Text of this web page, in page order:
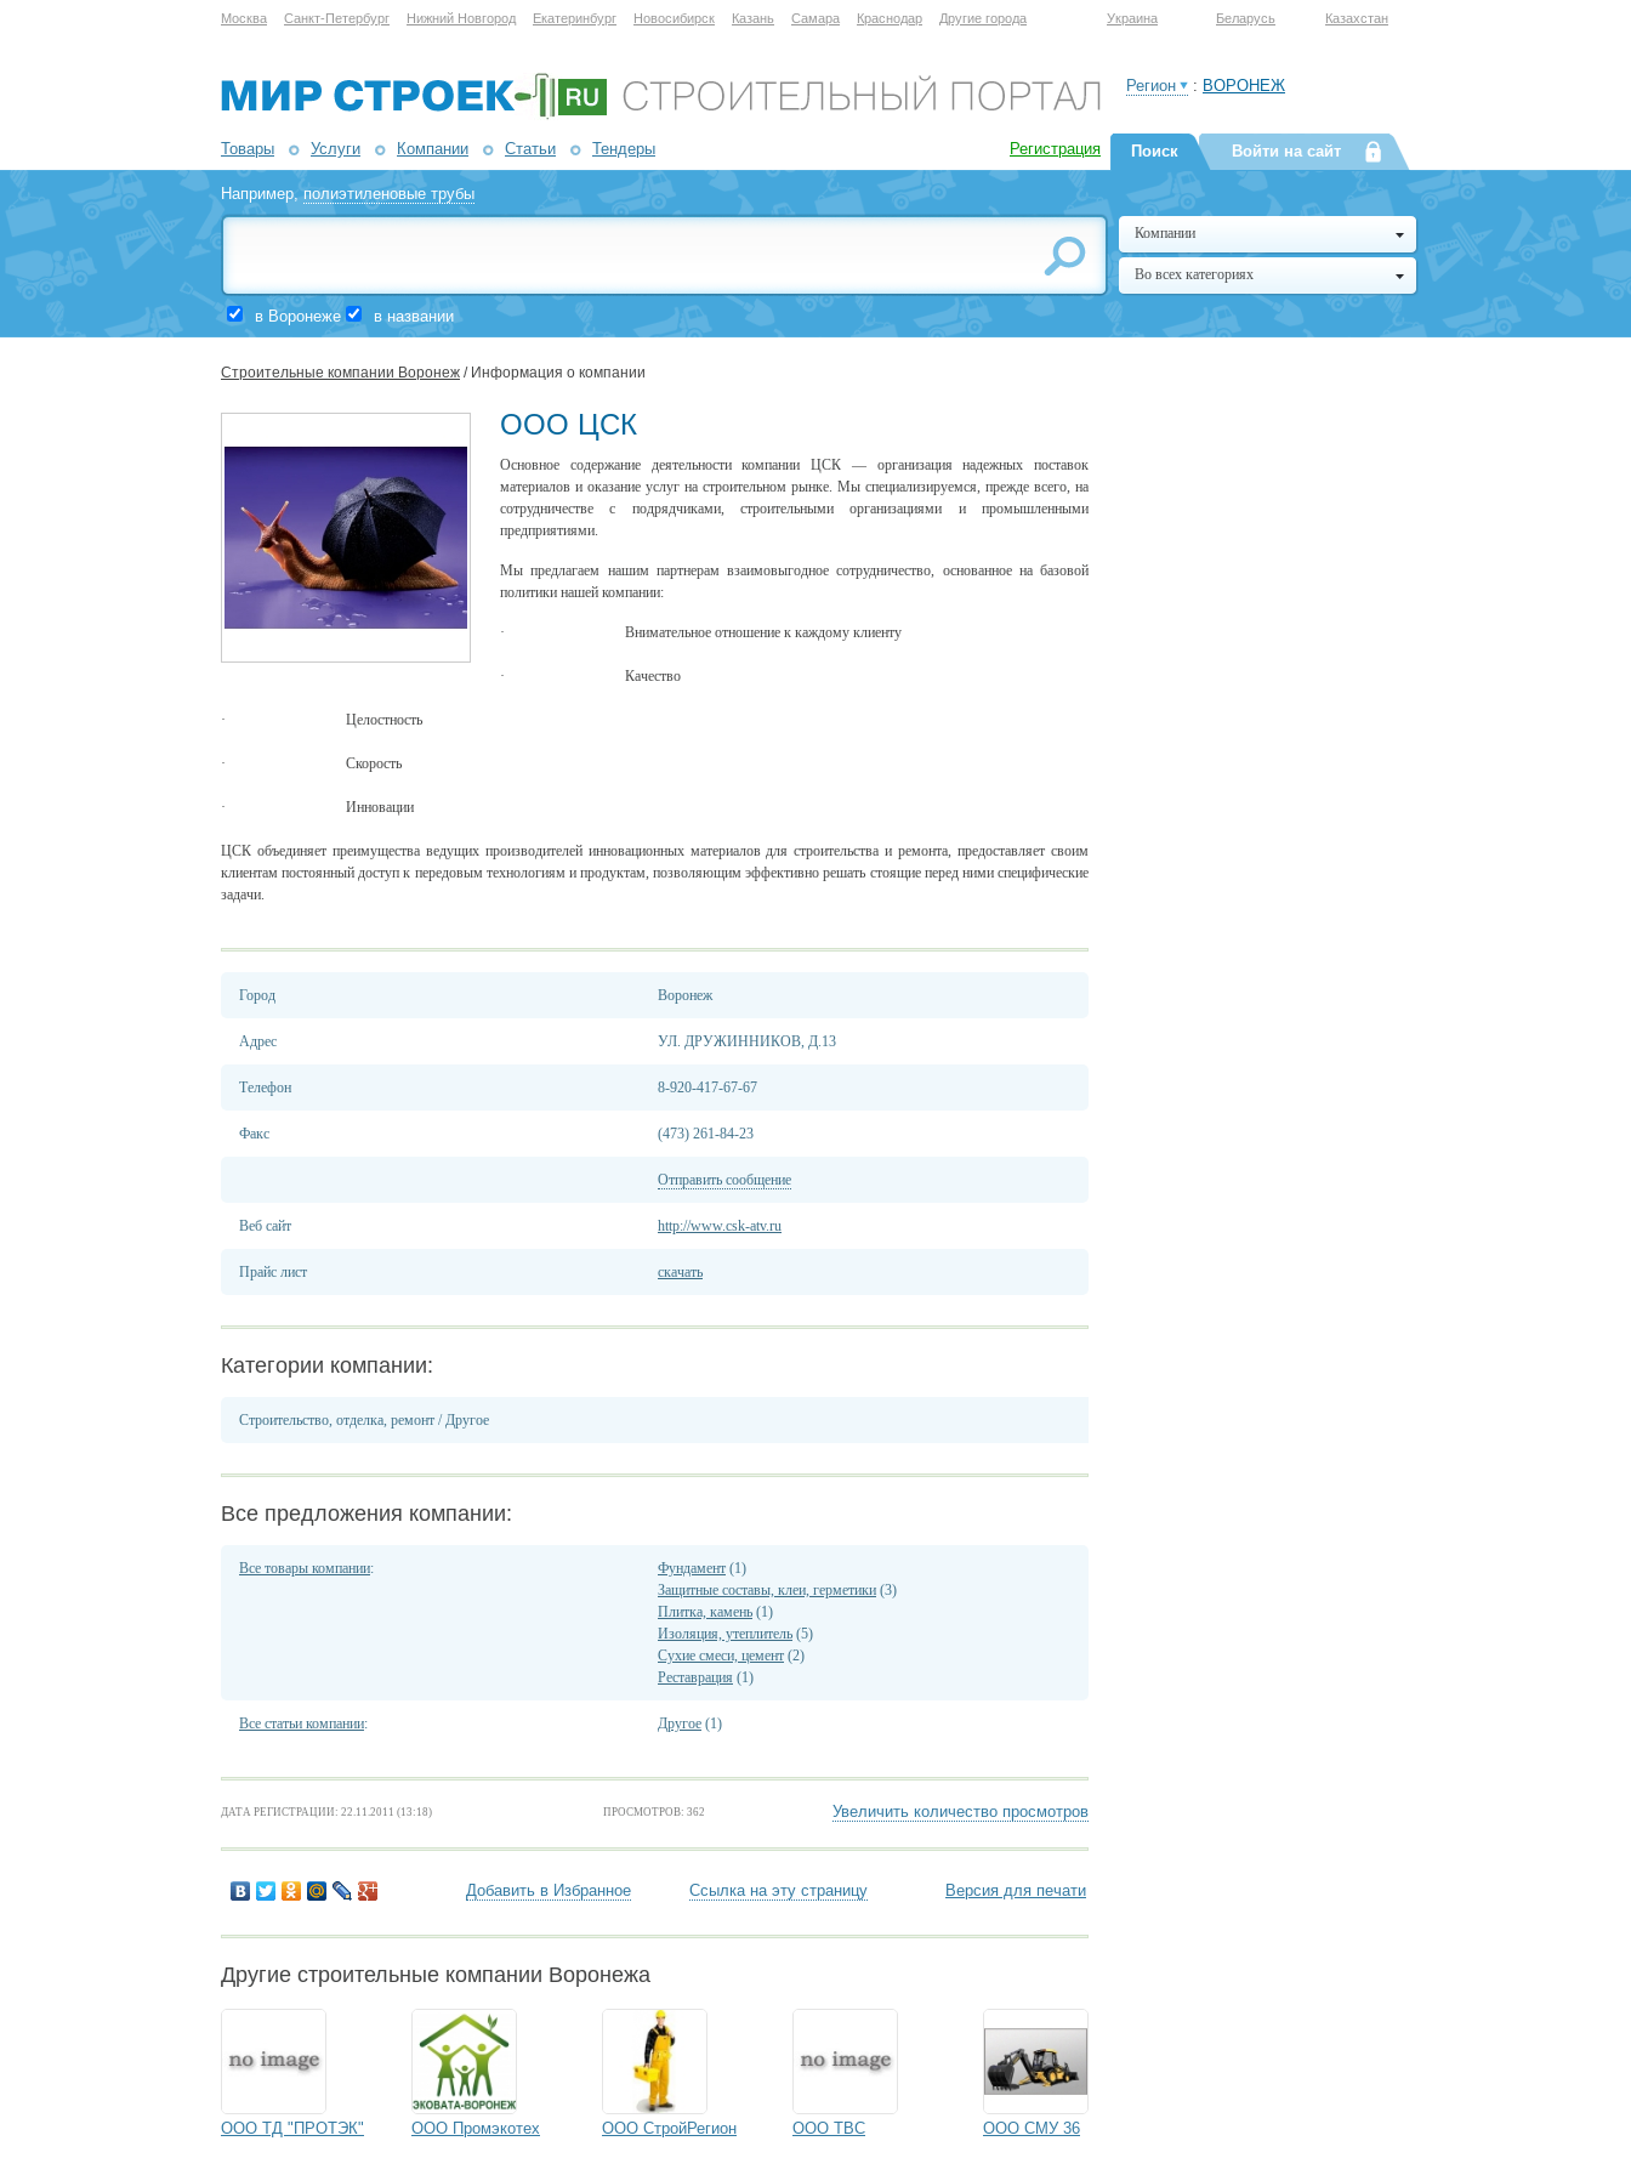
Москва Санкт-Петербург Нижний Новгород Екатеринбург Новосибирск Казань Самара Краснодар Другие города Украина Беларусь Казахстан
Товары Услуги Компании Статьи Тендеры Регистрация
Регион : ВОРОНЕЖ
Например,полиэтиленовые трубы
в Воронеже в названии
Поиск Войти на сайт
Компании
Во всех категориях
Строительные компании Воронеж / Информация о компании
ООО ЦСК
Основное содержание деятельности компании ЦСК — организация надежных поставок
материалов и оказание услуг на строительном рынке. Мы специализируемся, прежде всего, на
сотрудничестве с подрядчиками, строительными организациями и промышленными
предприятиями.
Мы предлагаем нашим партнерам взаимовыгодное сотрудничество, основанное на базовой
политики нашей компании:
· Внимательное отношение к каждому клиенту
· Качество
· Целостность
· Скорость
· Инновации
ЦСК объединяет преимущества ведущих производителей инновационных материалов для строительства и ремонта, предоставляет своим
клиентам постоянный доступ к передовым технологиям и продуктам, позволяющим эффективно решать стоящие перед ними специфические
задачи.
Город Воронеж
Адрес УЛ. ДРУЖИННИКОВ, Д.13
Телефон 8-920-417-67-67
Факс (473) 261-84-23
Отправить сообщение
Веб сайт http://www.csk-atv.ru
Прайс лист скачать
Категории компании:
Строительство, отделка, ремонт /Другое
Все предложения компании:
Все товары компании: Фундамент (1)
Защитные составы, клеи, герметики (3)
Плитка, камень (1)
Изоляция, утеплитель (5)
Сухие смеси, цемент (2)
Реставрация (1)
Все статьи компании: Другое (1)
ДАТА РЕГИСТРАЦИИ: 22.11.2011 (13:18) ПРОСМОТРОВ: 362 Увеличить количество просмотров
Добавить в Избранное Ссылка на эту страницу Версия для печати
Другие строительные компании Воронежа
ООО ТД "ПРОТЭК" ООО Промэкотех ООО СтройРегион ООО ТВС ООО СМУ 36